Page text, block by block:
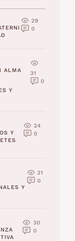
29
0
ALMA
Y
31
0
Y
24
0
Y
21
0
30
0